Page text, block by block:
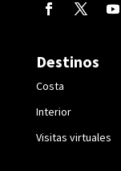
Destinos
Costa
Interior
Visitas virtuales